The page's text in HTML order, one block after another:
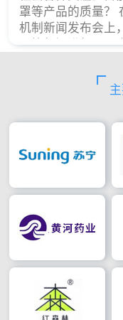
罩等产品的质量？
机制新闻发布会上
局等部门进行了回